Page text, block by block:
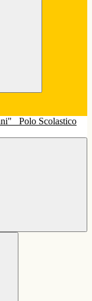
Polo Scolastico